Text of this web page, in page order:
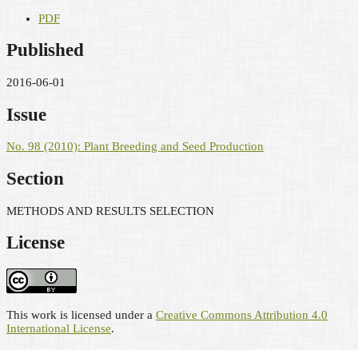
PDF
Published
2016-06-01
Issue
No. 98 (2010): Plant Breeding and Seed Production
Section
METHODS AND RESULTS SELECTION
License
This work is licensed under a Creative Commons Attribution 4.0
International License.